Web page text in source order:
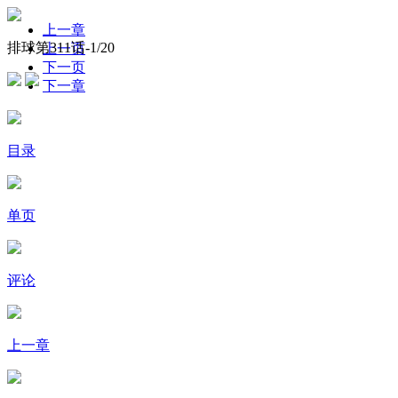
排球第311话-1/20
上一章
上一页
下一页
下一章
目录
单页
评论
上一章